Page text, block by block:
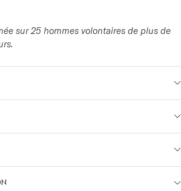
sur 25 hommes volontaires de plus de